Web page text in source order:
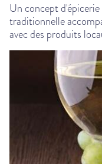
Un concept
traditionnelle
avec des produits